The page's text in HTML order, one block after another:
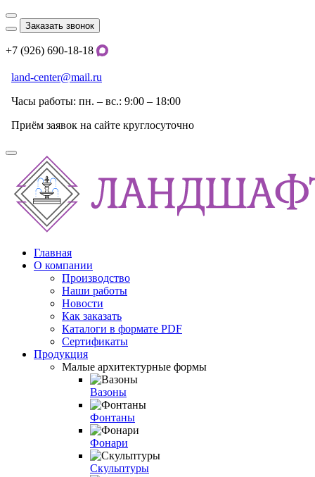
Заказать звонок
+7 (926) 690-18-18
land-center@mail.ru
Часы работы: пн. – вс.: 9:00 – 18:00
Приём заявок на сайте круглосуточно
Главная
О компании
Производство
Наши работы
Новости
Как заказать
Каталоги в формате PDF
Сертификаты
Продукция
Малые архитектурные формы
Вазоны
Фонтаны
Фонари
Скульптуры